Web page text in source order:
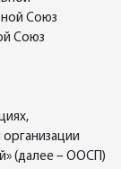
Союз
Союз
(далее – ООСП)